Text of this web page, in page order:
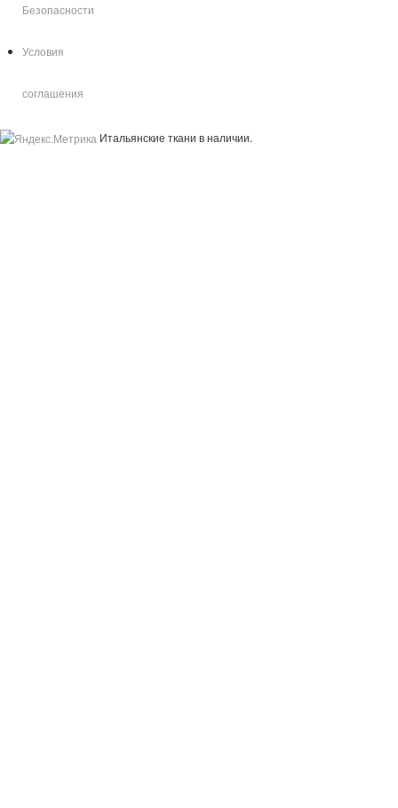
Безопасности
Условия
соглашения
Итальянские ткани в наличии.